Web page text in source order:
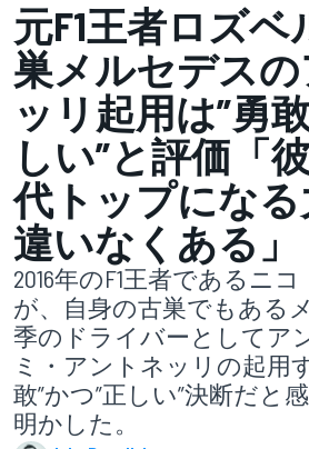
元F1王者ロズベ
巣メルセデス
ッリ起用は”勇
しい”と評価「
代トップにな
違いなくある」
2016年のF1王者であるニ
が、自身の古巣でもある
季のドライバーとしてア
ミ・アントネッリの起用
敢”かつ”正しい”決断だと
明かした。